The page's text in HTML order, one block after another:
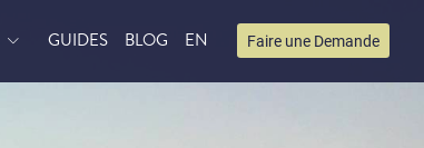
GUIDES BLOG EN Faire une Demande